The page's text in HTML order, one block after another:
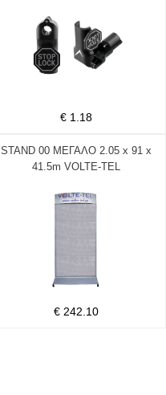
€ 1.18
STAND 00 ΜΕΓΑΛΟ 2.05 x 91 x
41.5m VOLTE-TEL
€ 242.10